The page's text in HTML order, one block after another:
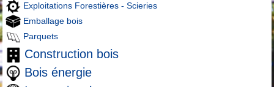
Exploitations Forestières - Scieries
Emballage bois
Parquets
Construction bois
Bois énergie